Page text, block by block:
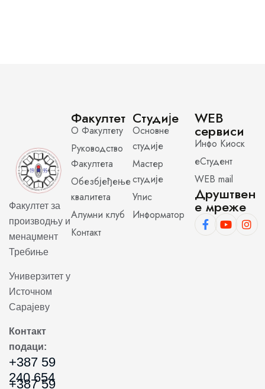
Факултет за
производњу и
менаџмент
Требиње
Универзитет у
Источном
Сарајеву
Контакт
подаци:
+387 59
240 654
+387 59
Факултет
О Факултету
Руководство
Факултета
Обезбјеђење
квалитета
Алумни клуб
Контакт
Студије
Основне
студије
Мастер
студије
Упис
Информатор
WEB
сервиси
Инфо Киоск
еСтудент
WEB mail
Друштвен
е мреже